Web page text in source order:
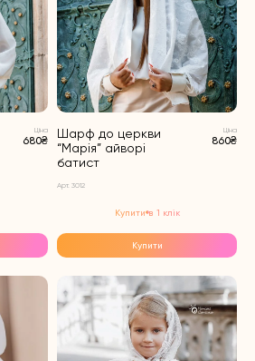
Ціна
680₴
Шарф до церкви
“Марія” айворі
батист
Арт. 3012
Ціна
860₴
Купити в 1 клік
Купити